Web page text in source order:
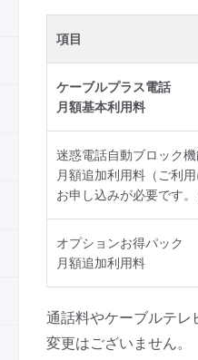
項目
ケーブルプラス電話
月額基本利用料
迷惑電話自動ブロック
月額追加利用料（ご利
お申し込みが必要です。
オプションお得パック
月額追加利用料
通話料やケーブルテレ
変更はございません。